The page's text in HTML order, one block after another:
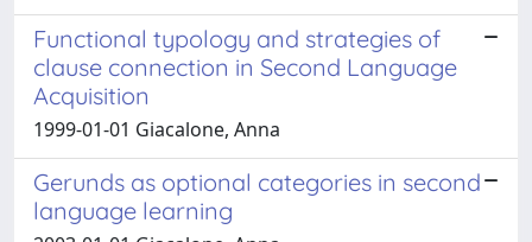
Functional typology and strategies of
clause connection in Second Language
Acquisition
1999-01-01 Giacalone, Anna
Gerunds as optional categories in second
language learning